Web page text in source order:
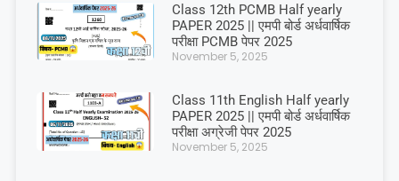
Class 12th PCMB Half yearly
PAPER 2025 || एमपी बोर्ड अर्धवार्षिक
परीक्षा PCMB पेपर 2025
November 5, 2025
Class 11th English Half yearly
PAPER 2025 || एमपी बोर्ड अर्धवार्षिक
परीक्षा अग्रेजी पेपर 2025
November 5, 2025